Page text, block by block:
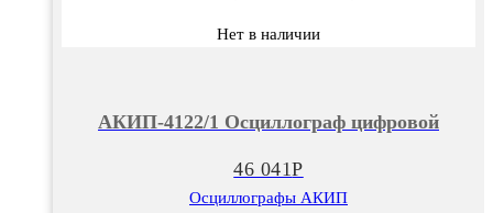
Нет в наличии
АКИП-4122/1 Осциллограф цифровой
46 041Р
Осциллографы АКИП